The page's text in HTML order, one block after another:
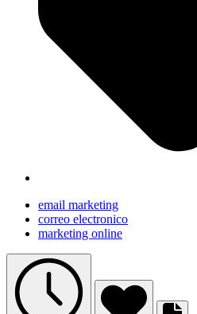
email marketing
correo electronico
marketing online